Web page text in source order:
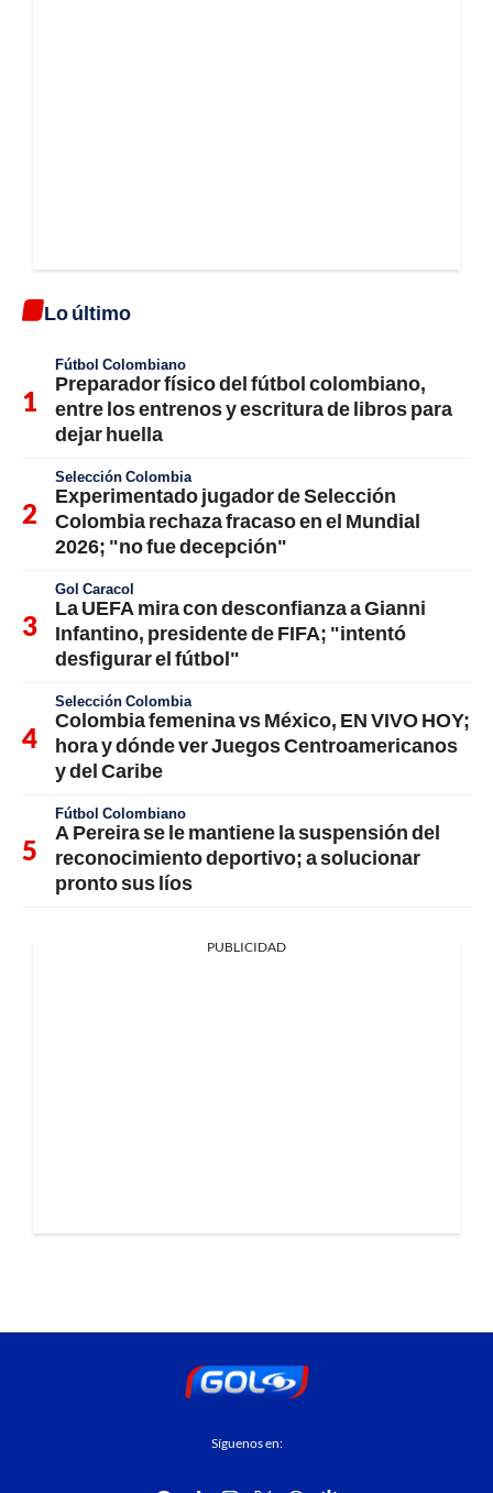
Lo último
Fútbol Colombiano
Preparador físico del fútbol colombiano,
entre los entrenos y escritura de libros para
dejar huella
Selección Colombia
Experimentado jugador de Selección
Colombia rechaza fracaso en el Mundial
2026; "no fue decepción"
Gol Caracol
La UEFA mira con desconfianza a Gianni
Infantino, presidente de FIFA; "intentó
desfigurar el fútbol"
Selección Colombia
Colombia femenina vs México, EN VIVO HOY;
hora y dónde ver Juegos Centroamericanos
y del Caribe
Fútbol Colombiano
A Pereira se le mantiene la suspensión del
reconocimiento deportivo; a solucionar
pronto sus líos
PUBLICIDAD
Síguenos en: